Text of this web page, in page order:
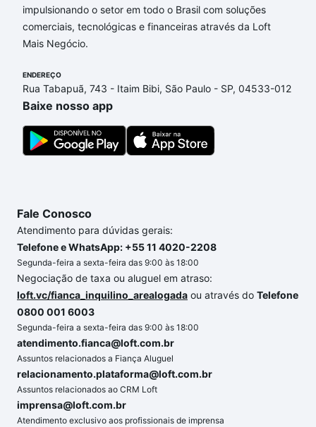
impulsionando o setor em todo o Brasil com soluções
comerciais, tecnológicas e financeiras através da Loft
Mais Negócio.
ENDEREÇO
Rua Tabapuã, 743 - Itaim Bibi, São Paulo - SP, 04533-012
Baixe nosso app
Fale Conosco
Atendimento para dúvidas gerais:
Telefone e WhatsApp: +55 11 4020-2208
Segunda-feira a sexta-feira das 9:00 às 18:00
Negociação de taxa ou aluguel em atraso:
loft.vc/fianca_inquilino_arealogada ou através do Telefone
0800 001 6003
Segunda-feira a sexta-feira das 9:00 às 18:00
atendimento.fianca@loft.com.br
Assuntos relacionados a Fiança Aluguel
relacionamento.plataforma@loft.com.br
Assuntos relacionados ao CRM Loft
imprensa@loft.com.br
Atendimento exclusivo aos profissionais de imprensa